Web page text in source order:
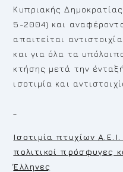
Κυπριακής
5-2004) και
απαιτείται
και για όλα τα
κτήσης μετά την
ισοτιμία και
Ισοτιμία πτυχίων
πολιτικοί πρόσφυγες
Έλληνες